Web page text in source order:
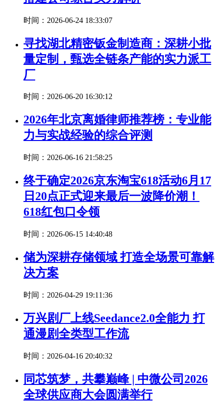
时间：2026-06-24 18:33:07
寻找湖北精密钣金制造商：深耕小批
量定制，甄选全链条产能的实力派工
厂
时间：2026-06-20 16:30:12
2026年北京离婚律师推荐榜：专业能
力与实战经验的综合评测
时间：2026-06-16 21:58:25
终于确定2026京东淘宝618活动6月17
日20点正式迎来最后一波降价潮！
618红包口令领
时间：2026-06-15 14:40:48
储为深耕存储领域 打造全场景可靠解
决方案
时间：2026-04-29 19:11:36
万兴剧厂上线Seedance2.0全能力 打
通漫剧全类型工作流
时间：2026-04-16 20:40:32
同芯筑梦，共攀巅峰 | 中微公司2026
全球供应商大会圆满举行